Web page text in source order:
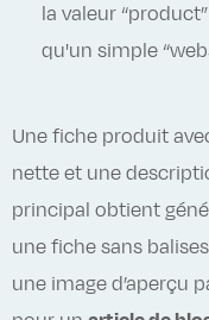
la valeur
qu'un simple
Une fiche produit
nette et une
principal obtient
une fiche sans
une image d’aperçu